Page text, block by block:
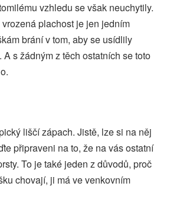
vzhledu se však neuchytily.
plachost je jen jedním
brání v tom, aby se usídlily
s žádným z těch ostatních se toto
liščí zápach. Jistě, lze si na něj
připraveni na to, že na vás ostatní
To je také jeden z důvodů, proč
chovají, ji má ve venkovním